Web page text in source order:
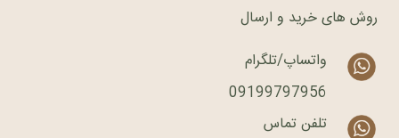
روش های خرید و ارسال
واتساپ/تلگرام
09199797956
تلفن تماس